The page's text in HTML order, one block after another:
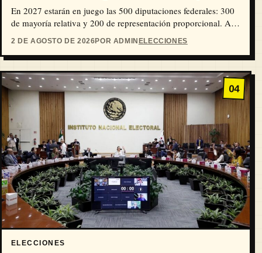
En 2027 estarán en juego las 500 diputaciones federales: 300
de mayoría relativa y 200 de representación proporcional. A la
par, las 32 entidades…
2 DE AGOSTO DE 2026POR ADMIN ELECCIONES
04
ELECCIONES